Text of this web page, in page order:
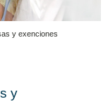
y exenciones
y